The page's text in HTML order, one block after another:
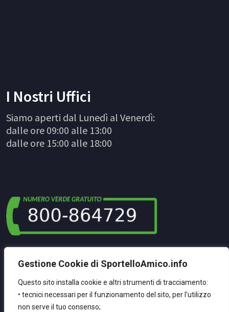
Gestione Cookie di SportelloAmico.info
Questo sito installa cookie e altri strumenti di tracciamento:
• tecnici necessari per il funzionamento del sito, per l'utilizzo
non serve il tuo consenso;
I Nostri Uffici
Siamo aperti dal Lunedì al Venerdì:
dalle ore 09:00 alle 13:00
dalle ore 15:00 alle 18:00
La Nostra NewsLetter
Registrati Per Ricevere Le Nostre Ultime Novità